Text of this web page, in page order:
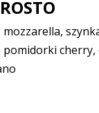
cherry,